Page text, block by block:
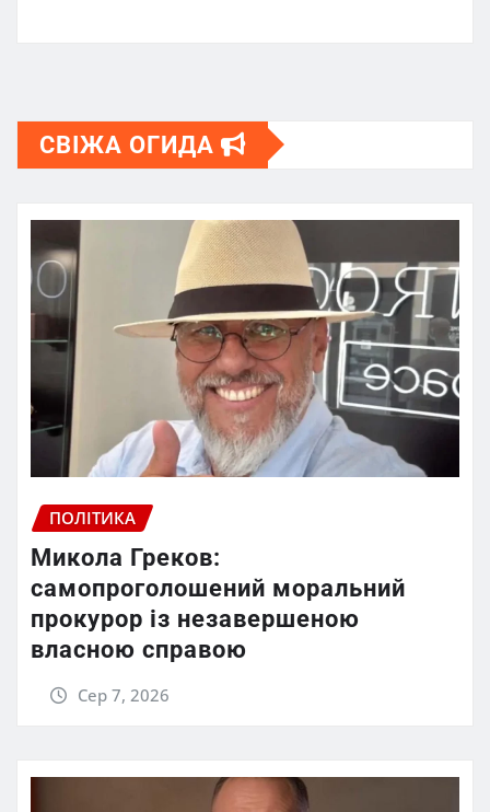
СВІЖА ОГИДА
ПОЛІТИКА
Микола Греков:
самопроголошений моральний
прокурор із незавершеною
власною справою
Сер 7, 2026